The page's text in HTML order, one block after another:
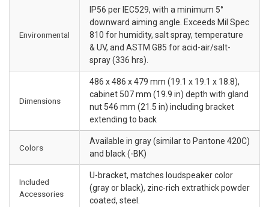
Environmental
IP56 per IEC529, with a minimum 5°
downward aiming angle. Exceeds Mil Spec
810 for humidity, salt spray, temperature
& UV, and ASTM G85 for acid-air/salt-
spray (336 hrs).
Dimensions
486 x 486 x 479 mm (19.1 x 19.1 x 18.8),
cabinet 507 mm (19.9 in) depth with gland
nut 546 mm (21.5 in) including bracket
extending to back
Colors
Available in gray (similar to Pantone 420C)
and black (-BK)
Included
Accessories
U-bracket, matches loudspeaker color
(gray or black), zinc-rich extrathick powder
coated, steel.